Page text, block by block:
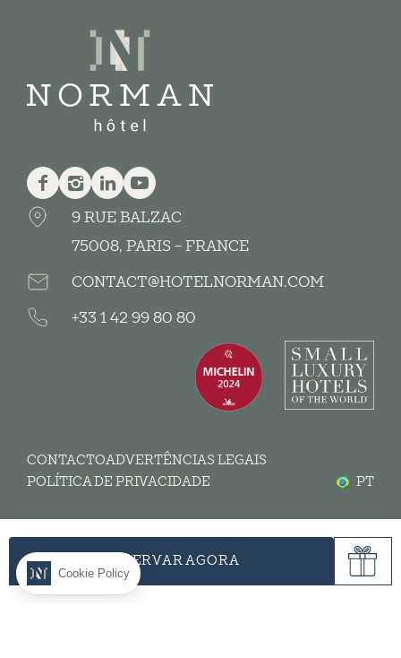
Facebook
InstagramLinkedinYoutube
9 RUE BALZAC
75008, PARIS - FRANCE
CONTACT@HOTELNORMAN.COM
+33 1 42 99 80 80
CONTACTOADVERTÊNCIAS LEGAIS
POLÍTICA DE PRIVACIDADE
PT
RESERVAR AGORA